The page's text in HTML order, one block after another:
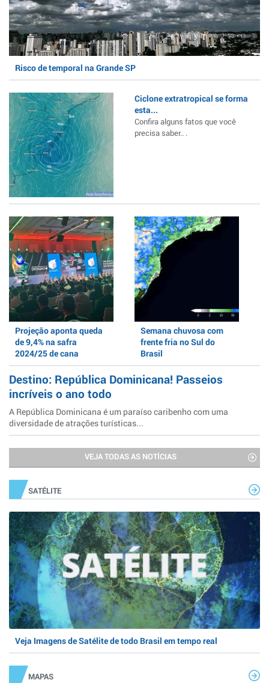
Risco de temporal na Grande SP
Ciclone extratropical se forma
esta...
Confira alguns fatos que você
precisa saber.. .
Projeção aponta queda
de 9,4% na safra
2024/25 de cana
Semana chuvosa com
frente fria no Sul do
Brasil
Destino: República Dominicana! Passeios
incríveis o ano todo
A República Dominicana é um paraíso caribenho com uma
diversidade de atrações turísticas...
VEJA TODAS AS NOTÍCIAS
SATÉLITE
Veja Imagens de Satélite de todo Brasil em tempo real
MAPAS